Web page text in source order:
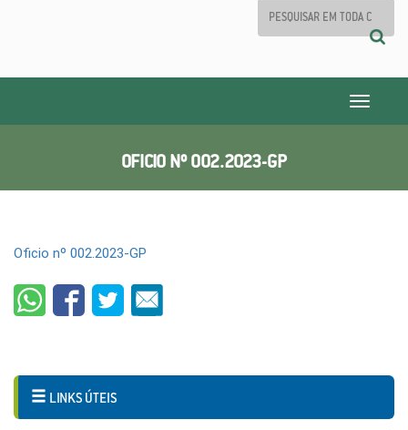
Toggle
OFICIO Nº 002.2023-GP
Oficio nº 002.2023-GP
LINKS ÚTEIS